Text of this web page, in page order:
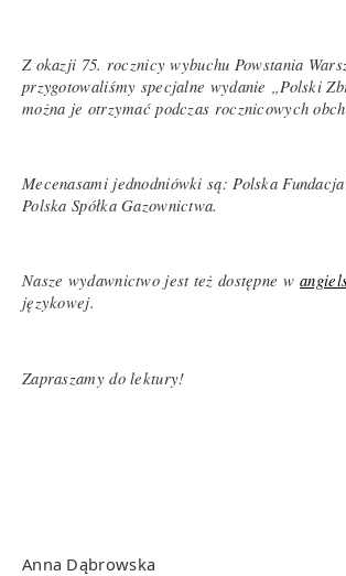
Z okazji 75. rocznicy wybuchu Powstania
przygotowaliśmy specjalne wydanie „Polski
można je otrzymać podczas rocznicowych
Mecenasami jednodniówki są: Polska
Polska Spółka Gazownictwa.
Nasze wydawnictwo jest też dostępne w
językowej.
Zapraszamy do lektury!
Anna Dąbrowska